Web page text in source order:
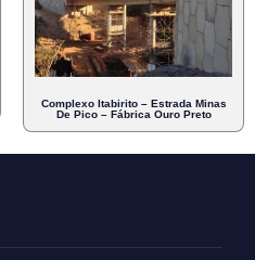
Complexo Itabirito – Estrada Minas
De Pico – Fábrica Ouro Preto